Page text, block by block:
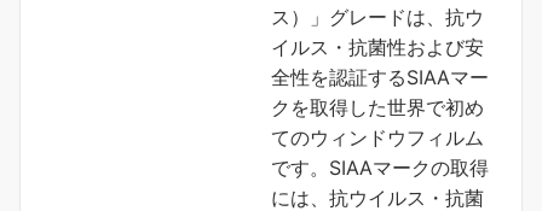
ス）」グレードは、抗ウ
イルス・抗菌性および安
全性を認証するSIAAマー
クを取得した世界で初め
てのウィンドウフィルム
です。SIAAマークの取得
には、抗ウイルス・抗菌